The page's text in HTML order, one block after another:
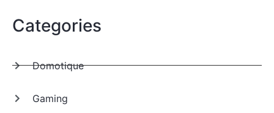
Categories
Domotique
Gaming